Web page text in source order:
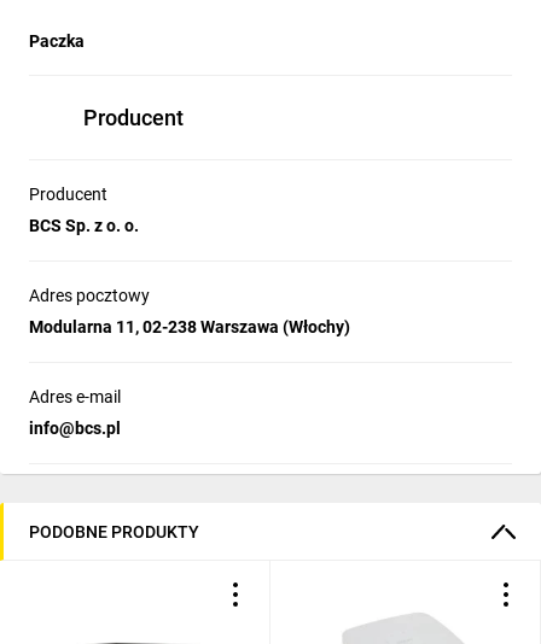
Paczka
Producent
Producent
BCS Sp. z o. o.
Adres pocztowy
Modularna 11, 02-238 Warszawa (Włochy)
Adres e-mail
info@bcs.pl
PODOBNE PRODUKTY